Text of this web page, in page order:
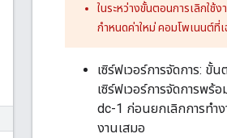
ในระหว่างขั้นตอนการเลิกใช้
กำหนดค่าใหม่ คอมโพเนนต์ที่
เซิร์ฟเวอร์การจัดการ: ขั้
เซิร์ฟเวอร์การจัดการพร้
dc-1 ก่อนยกเลิกการทำง
งานเสมอ